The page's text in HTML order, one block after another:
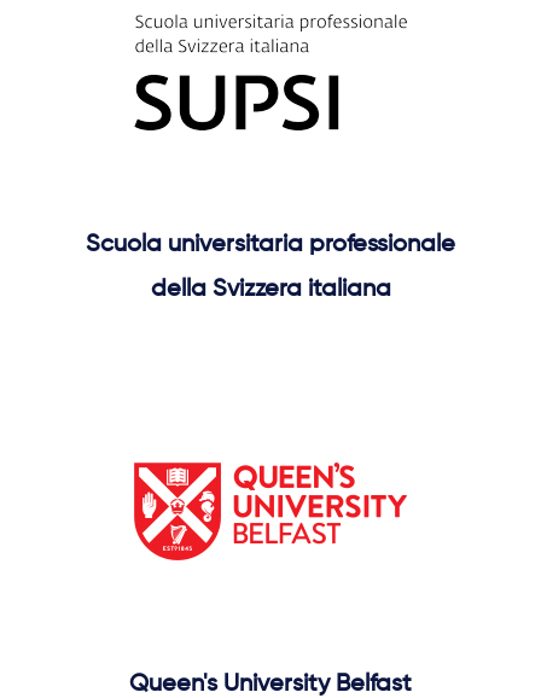
Scuola universitaria professionale
della Svizzera italiana
Queen's University Belfast